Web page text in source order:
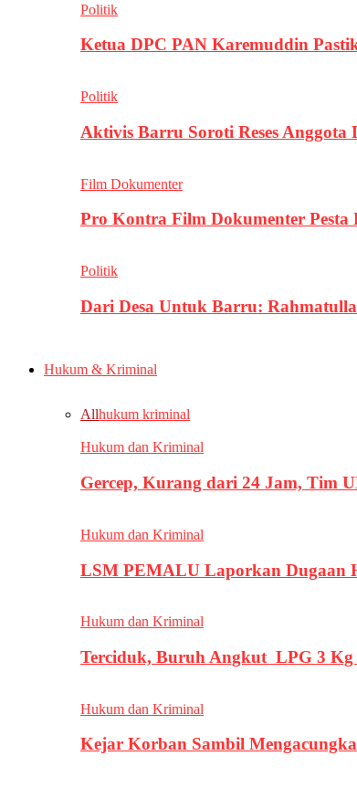
Politik
Ketua DPC PAN Karemuddin
Politik
Aktivis Barru Soroti Reses
Film Dokumenter
Pro Kontra Film Dokumenter
Politik
Dari Desa Untuk Barru:
Hukum & Kriminal
Allhukum kriminal
Hukum dan Kriminal
Gercep, Kurang dari 24 Jam, Tim
Hukum dan Kriminal
LSM PEMALU Laporkan Dugaan
Hukum dan Kriminal
Terciduk, Buruh Angkut LPG 3
Hukum dan Kriminal
Kejar Korban Sambil